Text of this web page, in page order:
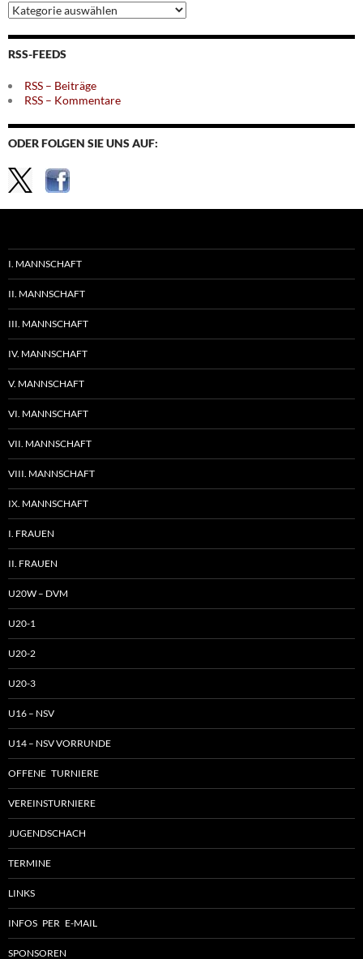
Archiv
nach
Themen
RSS-FEEDS
RSS – Beiträge
RSS – Kommentare
ODER FOLGEN SIE UNS AUF:
I. MANNSCHAFT
II. MANNSCHAFT
III. MANNSCHAFT
IV. MANNSCHAFT
V. MANNSCHAFT
VI. MANNSCHAFT
VII. MANNSCHAFT
VIII. MANNSCHAFT
IX. MANNSCHAFT
I. FRAUEN
II. FRAUEN
U20W – DVM
U20-1
U20-2
U20-3
U16 – NSV
U14 – NSV VORRUNDE
OFFENE TURNIERE
VEREINSTURNIERE
JUGENDSCHACH
TERMINE
LINKS
INFOS PER E-MAIL
SPONSOREN